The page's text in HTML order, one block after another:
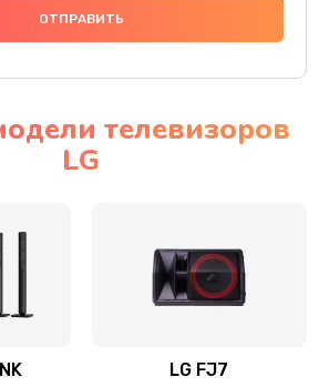
Прошивка
механики привода
кнопок, клавиш, индикаторов,
телевизоров
LG
LG FJ7